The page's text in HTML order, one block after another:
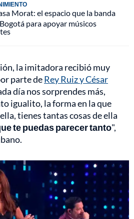
Morat: el espacio que la banda
para apoyar músicos
la imitadora recibió muy
parte deRey Ruiz y César
día nos sorprendes más,
igualito, la forma en la que
tienes tantas cosas de ella
te puedas parecer tanto",